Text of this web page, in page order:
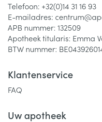
Telefoon: +32(0)14 31 16 93
E-mailadres: centrum@
APB nummer: 132509
Apotheek titularis: Emma
BTW nummer:
Klantenservice
FAQ
Uw apotheek